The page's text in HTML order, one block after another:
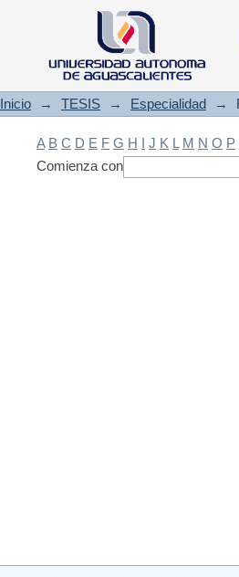
Filtrado by:
Inicio → TESIS → Especialidad →
A B C D E F G H I J K L M N O P
Comienza con